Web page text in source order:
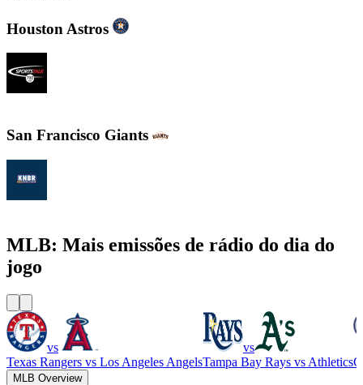
Houston Astros
San Francisco Giants
MLB: Mais emissões de rádio do dia do
jogo
vs
Texas Rangers vs Los Angeles Angels
vs
Tampa Bay Rays vs Athletics
MLB Overview